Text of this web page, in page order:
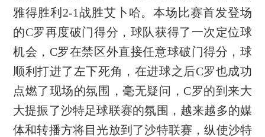
雅得胜利2-1战胜艾卜哈。本场比赛首发登场
的C罗再度破门得分，球队获得了一次定位球
机会，C罗在禁区外直接任意球破门得分，球
顺利打进了左下死角，在进球之后C罗也成功
点燃了现场的氛围，毫无疑问，C罗的到来大
大提振了沙特足球联赛的氛围，越来越多的媒
体和转播方将目光放到了沙特联赛，纵使沙特